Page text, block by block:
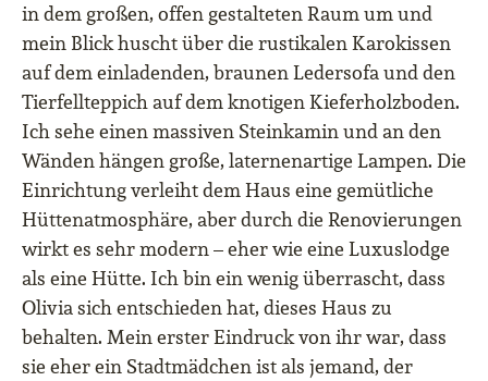
in dem großen, offen gestalteten Raum um und
mein Blick huscht über die rustikalen Karokissen
auf dem einladenden, braunen Ledersofa und den
Tierfellteppich auf dem knotigen Kieferholzboden.
Ich sehe einen massiven Steinkamin und an den
Wänden hängen große, laternenartige Lampen. Die
Einrichtung verleiht dem Haus eine gemütliche
Hüttenatmosphäre, aber durch die Renovierungen
wirkt es sehr modern – eher wie eine Luxuslodge
als eine Hütte. Ich bin ein wenig überrascht, dass
Olivia sich entschieden hat, dieses Haus zu
behalten. Mein erster Eindruck von ihr war, dass
sie eher ein Stadtmädchen ist als jemand, der